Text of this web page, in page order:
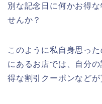
別な記念日に何かお得
せんか？
このように私自身思っ
にあるお店では、自分
得な割引クーポンなどが